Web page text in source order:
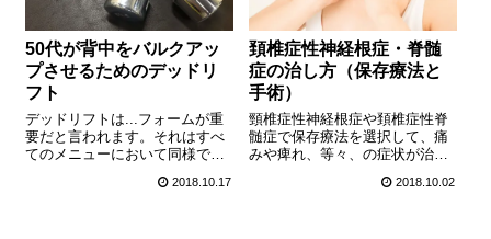
50代が背中をバルクアッ
プさせるためのデッドリ
フト
デッドリフトは...フォームが重
要だと言われます。それはすべ
てのメニューにおいて同様で
ットは...他のワークアウトメニ
2018.10.17
頚椎症性神経根症・脊髄
症の治し方（保存療法と
手術）
頸椎症性神経根症や頚椎症性脊
髄症で保存療法を選択して、痛
みや痺れ、等々、の症状が治ま
湾曲（歪め）させて症状が治ま
2018.10.02